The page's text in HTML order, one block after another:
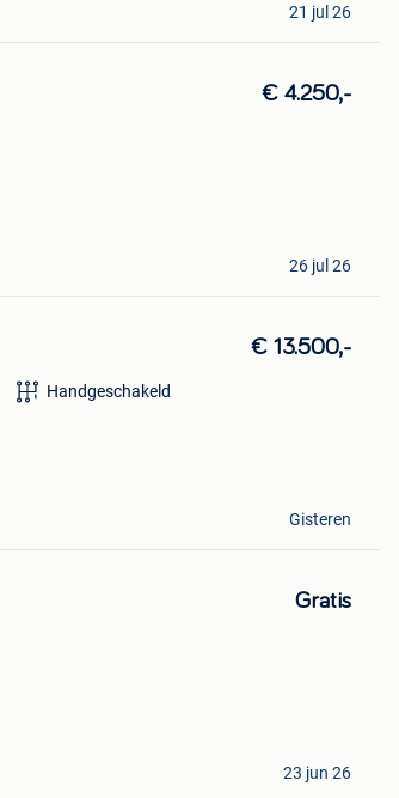
21 jul 26
€ 4.250,-
26 jul 26
€ 13.500,-
Handgeschakeld
Gisteren
Gratis
23 jun 26